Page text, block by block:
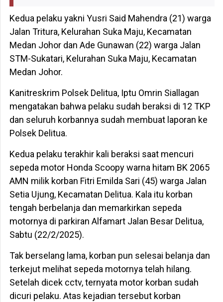
Kedua pelaku yakni Yusri Said Mahendra (21) warga
Jalan Tritura, Kelurahan Suka Maju, Kecamatan
Medan Johor dan Ade Gunawan (22) warga Jalan
STM-Sukatari, Kelurahan Suka Maju, Kecamatan
Medan Johor.
Kanitreskrim Polsek Delitua, Iptu Omrin Siallagan
mengatakan bahwa pelaku sudah beraksi di 12 TKP
dan seluruh korbannya sudah membuat laporan ke
Polsek Delitua.
Kedua pelaku terakhir kali beraksi saat mencuri
sepeda motor Honda Scoopy warna hitam BK 2065
AMN milik korban Fitri Emilda Sari (45) warga Jalan
Setia Ujung, Kecamatan Delitua. Kala itu korban
tengah berbelanja dan memarkirkan sepeda
motornya di parkiran Alfamart Jalan Besar Delitua,
Sabtu (22/2/2025).
Tak berselang lama, korban pun selesai belanja dan
terkejut melihat sepeda motornya telah hilang.
Setelah dicek cctv, ternyata motor korban sudah
dicuri pelaku. Atas kejadian tersebut korban